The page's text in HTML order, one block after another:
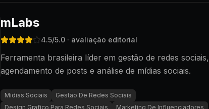
mLabs
4.5/5.0 · avaliação editorial
Ferramenta brasileira líder em gestão de redes sociais,
agendamento de posts e análise de mídias sociais.
Midias Sociais
Gestao De Redes Sociais
Design Grafico Para Redes Sociais
Marketing De Influenciadores